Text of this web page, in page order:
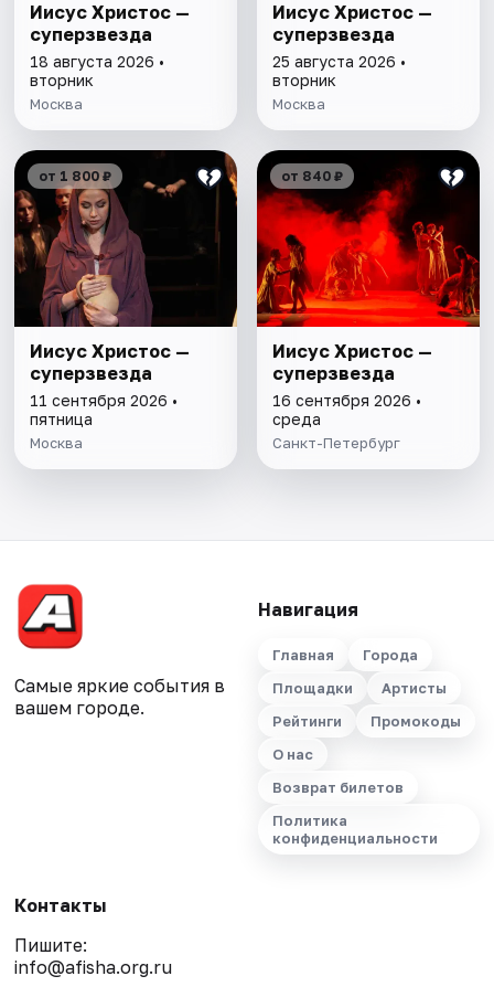
Иисус Христос —
суперзвезда
18 августа 2026 •
вторник
Москва
Иисус Христос —
суперзвезда
25 августа 2026 •
вторник
Москва
от 1 800 ₽
Иисус Христос —
суперзвезда
11 сентября 2026 •
пятница
Москва
от 840 ₽
Иисус Христос —
суперзвезда
16 сентября 2026 •
среда
Санкт-Петербург
Самые яркие события в
вашем городе.
Навигация
Главная
Города
Площадки
Артисты
Рейтинги
Промокоды
О нас
Возврат билетов
Политика
конфиденциальности
Контакты
Пишите:
info@afisha.org.ru